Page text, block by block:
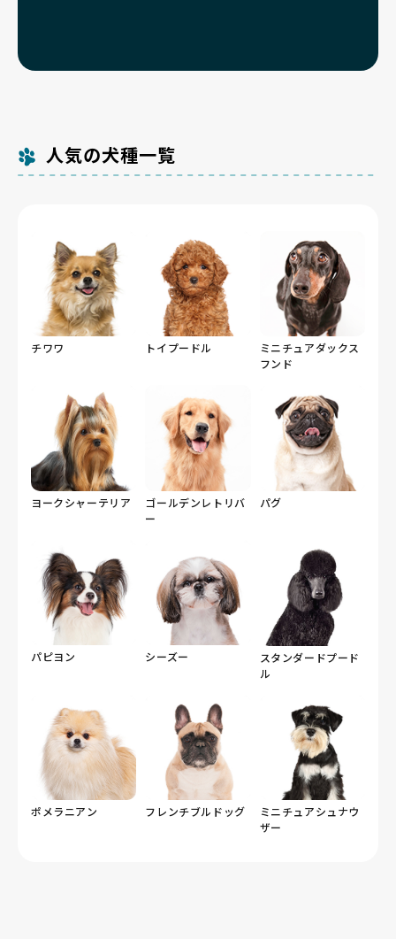
人気の犬種一覧
チワワ トイプードル
ミニチュアダックス
フンド
ヨークシャーテリア
ゴールデンレトリバ
ー
パグ
パピヨン シーズー
スタンダードプード
ル
ポメラニアン フレンチブルドッグ
ミニチュアシュナウ
ザー